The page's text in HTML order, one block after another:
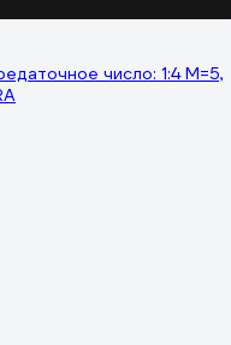
число: 1:4 M=5,